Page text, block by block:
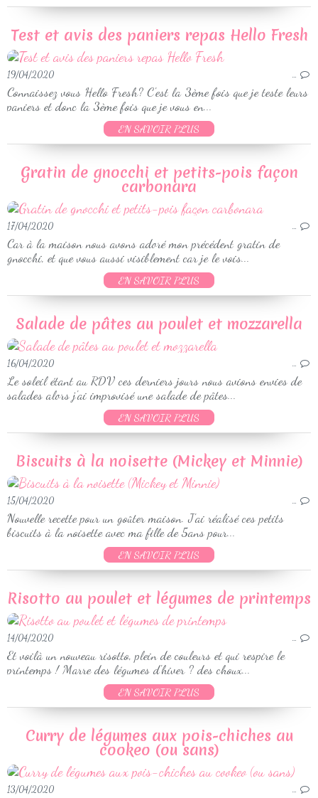
Test et avis des paniers repas Hello Fresh
19/04/2020 …
Connaissez vous Hello Fresh? C'est la 3ème fois que je teste leurs
paniers et donc la 3ème fois que je vous en...
EN SAVOIR PLUS
Gratin de gnocchi et petits-pois façon
carbonara
17/04/2020 …
Car à la maison nous avons adoré mon précédent gratin de
gnocchi, et que vous aussi visiblement car je le vois...
EN SAVOIR PLUS
Salade de pâtes au poulet et mozzarella
16/04/2020 …
Le soleil étant au RDV ces derniers jours nous avions envies de
salades alors j'ai improvisé une salade de pâtes...
EN SAVOIR PLUS
Biscuits à la noisette (Mickey et Minnie)
15/04/2020 …
Nouvelle recette pour un goûter maison. J'ai réalisé ces petits
biscuits à la noisette avec ma fille de 5ans pour...
EN SAVOIR PLUS
Risotto au poulet et légumes de printemps
14/04/2020 …
Et voilà un nouveau risotto, plein de couleurs et qui respire le
printemps ! Marre des légumes d'hiver ? des choux...
EN SAVOIR PLUS
Curry de légumes aux pois-chiches au
cookeo (ou sans)
13/04/2020 …